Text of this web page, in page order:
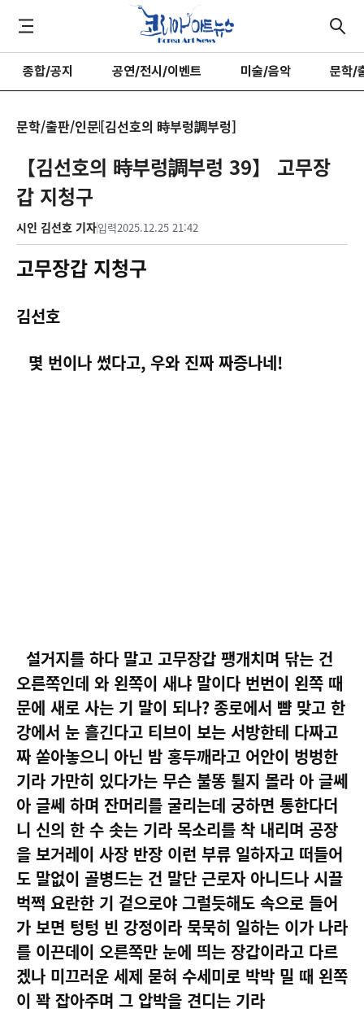
종합/공지 공연/전시/이벤트 미술/음악 문학/
문학/출판/인문[김선호의 時부렁調부렁]
【김선호의 時부렁調부렁 39】 고무장
갑 지청구
시인 김선호 기자입력2025.12.25 21:42
고무장갑 지청구
김선호
몇 번이나 썼다고, 우와 진짜 짜증나네!
설거지를 하다 말고 고무장갑 팽개치며 닦는 건
오른쪽인데 와 왼쪽이 새냐 말이다 번번이 왼쪽 때
문에 새로 사는 기 말이 되나?종로에서 뺨 맞고 한
강에서 눈 흘긴다고 티브이 보는 서방한테 다짜고
짜 쏟아놓으니 아닌 밤 홍두깨라고 어안이 벙벙한
기라 가만히 있다가는 무슨 불똥 튈지 몰라 아 글쎄
아 글쎄 하며 잔머리를 굴리는데 궁하면 통한다더
니 신의 한 수 솟는 기라 목소리를 착 내리며 공장
을 보거레이 사장 반장 이런 부류 일하자고 떠들어
도 말없이 골병드는 건 말단 근로자 아니드나 시끌
벅쩍 요란한 기 겉으로야 그럴듯해도 속으로 들어
가 보면 텅텅 빈 강정이라 묵묵히 일하는 이가 나라
를 이끈데이 오른쪽만 눈에 띄는 장갑이라고 다르
겠나 미끄러운 세제 묻혀 수세미로 박박 밀 때 왼쪽
이 꽉 잡아주며 그 압박을 견디는 기라